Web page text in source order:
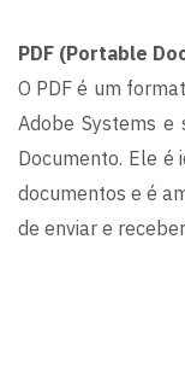
PDF (Portable
O PDF é um
Adobe Systems e
Documento. Ele é
documentos e é
de enviar e